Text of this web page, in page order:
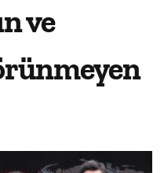
ve